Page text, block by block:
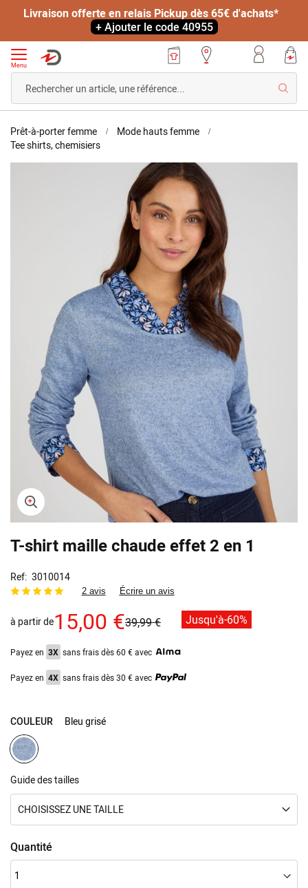
Livraison offerte en relais Pickup dès 65€ d'achats*
+ Ajouter le code 40955
Menu
Accueil
Prêt-à-porter femme
Mode hauts femme
Tee shirts, chemisiersT-
chaude
to
the
beginning
of
the
gallery
T-shirt maille chaude effet 2 en 1
Ref 3010014
2 avis Écrire un avis
à partir de15,00 €39,99 € Jusqu'à-60%
Payez en 3X sans frais dès 60 € avec
Payez en 4X sans frais dès 30 € avec
COULEUR Bleu grisé
Guide des tailles
CHOISISSEZ UNE TAILLE
Quantité